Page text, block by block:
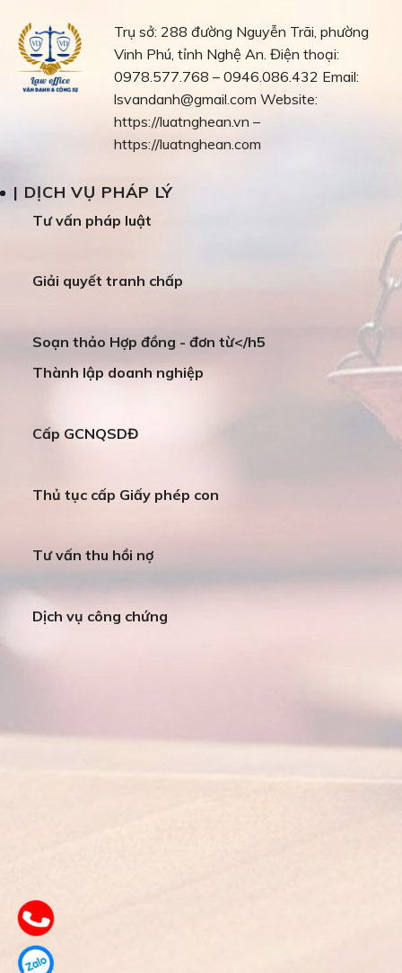
Trụ sở: 288 đường Nguyễn Trãi, phường
Vinh Phú, tỉnh Nghệ An. Điện thoại:
0978.577.768 – 0946.086.432 Email:
lsvandanh@gmail.com Website:
https://luatnghean.vn –
https://luatnghean.com
| DỊCH VỤ PHÁP LÝ
Tư vấn pháp luật
Giải quyết tranh chấp
Soạn thảo Hợp đồng - đơn từ</h5
Thành lập doanh nghiệp
Cấp GCNQSDĐ
Thủ tục cấp Giấy phép con
Tư vấn thu hồi nợ
Dịch vụ công chứng